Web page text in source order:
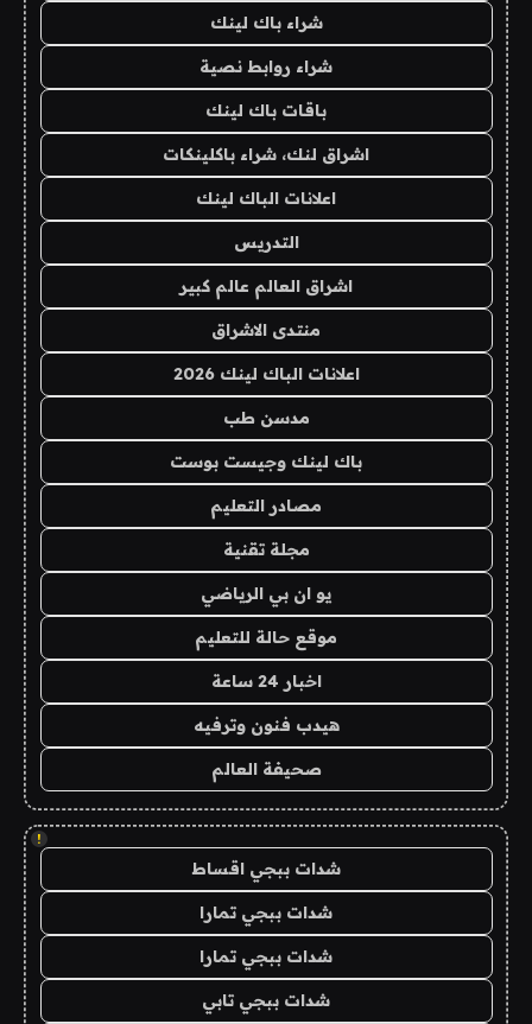
شراء باك لينك
شراء روابط نصية
باقات باك لينك
اشراق لنك، شراء باكلينكات
اعلانات الباك لينك
التدريس
اشراق العالم عالم كبير
منتدى الاشراق
اعلانات الباك لينك 2026
مدسن طب
باك لينك وجيست بوست
مصادر التعليم
مجلة تقنية
يو ان بي الرياضي
موقع حالة للتعليم
اخبار 24 ساعة
هيدب فنون وترفيه
صحيفة العالم
!
شدات ببجي اقساط
شدات ببجي تمارا
شدات ببجي تمارا
شدات ببجي تابي